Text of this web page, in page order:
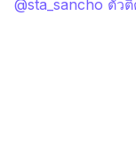
@sta_sancho ตัว